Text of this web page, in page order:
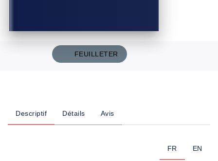
FEUILLETER
Descriptif Détails Avis
FR EN